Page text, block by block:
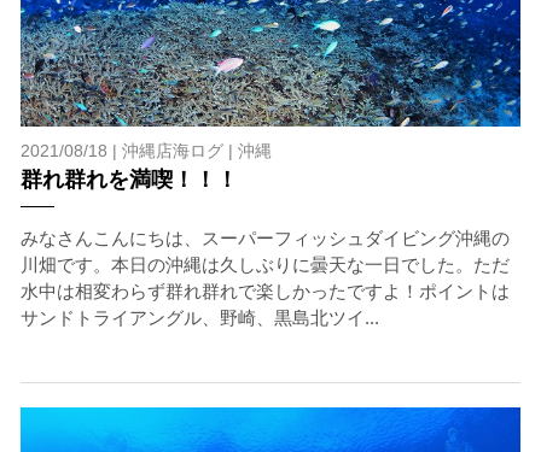
2021/08/18 | 沖縄店海ログ| 沖縄
群れ群れを満喫！！！
みなさんこんにちは、スーパーフィッシュダイビング沖縄の
川畑です。本日の沖縄は久しぶりに曇天な一日でした。ただ
水中は相変わらず群れ群れで楽しかったですよ！ポイントは
サンドトライアングル、野崎、黒島北ツイ...